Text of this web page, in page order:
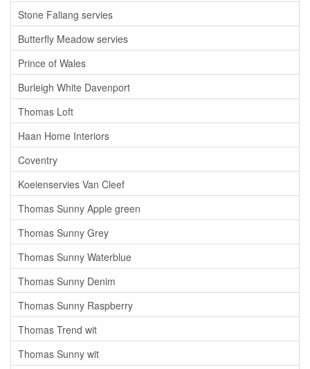
Stone Faliang servies
Butterfly Meadow servies
Prince of Wales
Burleigh White Davenport
Thomas Loft
Haan Home Interiors
Coventry
Koeienservies Van Cleef
Thomas Sunny Apple green
Thomas Sunny Grey
Thomas Sunny Waterblue
Thomas Sunny Denim
Thomas Sunny Raspberry
Thomas Trend wit
Thomas Sunny wit